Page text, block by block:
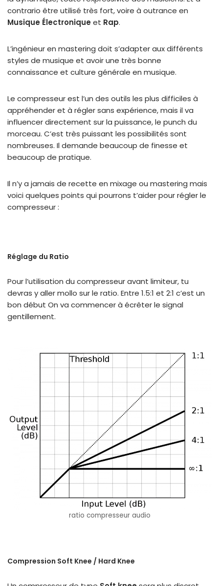
contrario être utilisé très fort, voire à outrance en
Musique Électroniqueet Rap.
L’ingénieur en mastering doit s’adapter aux différents
styles de musique et avoir une très bonne
connaissance et culture générale en musique.
Le compresseur est l’un des outils les plus difficiles à
appréhender et à régler sans expérience, mais il va
influencer directement sur la puissance, le punch du
morceau. C’est très puissant les possibilités sont
nombreuses. Il demande beaucoup de finesse et
beaucoup de pratique.
Il n’y a jamais de recette en mixage ou mastering mais
voici quelques points qui pourrons t’aider pour régler le
compresseur :
Réglage du Ratio
Pour l’utilisation du compresseur avant limiteur, tu
devras y aller mollo sur le ratio. Entre 1.5:1 et 2:1 c’est un
bon début On va commencer à écrêter le signal
gentillement.
ratio compresseur audio
Compression Soft Knee / Hard Knee